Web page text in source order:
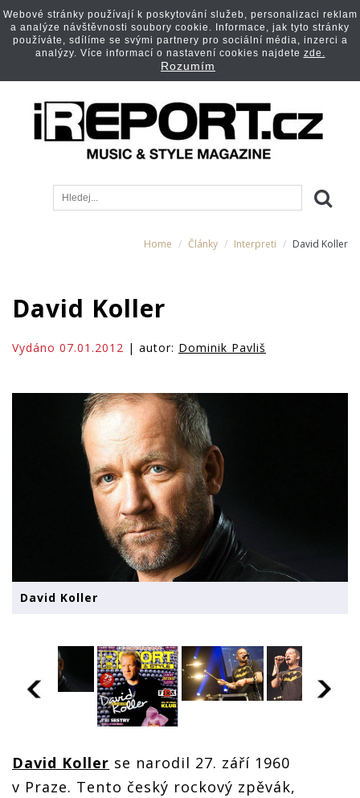
Home Články Interpreti David Koller
David Koller
Vydáno 07.01.2012 | autor: Dominik Pavliš
David Koller
David Koller se narodil 27. září 1960
v Praze. Tento český rockový zpěvák,
Webové stránky používají k poskytování služeb, personalizaci reklam
a analýze návštěvnosti soubory cookie. Informace, jak tyto stránky
používáte, sdílíme se svými partnery pro sociální média, inzerci a
analýzy. Více informací o nastavení cookies najdete zde.
Rozumím